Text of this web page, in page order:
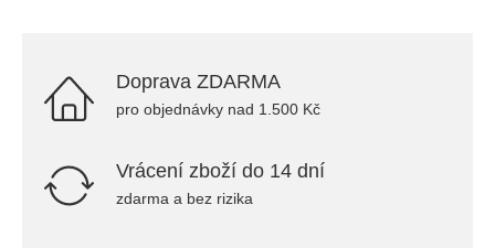
Doprava ZDARMA
pro objednávky nad 1.500 Kč
Vrácení zboží do 14 dní
zdarma a bez rizika